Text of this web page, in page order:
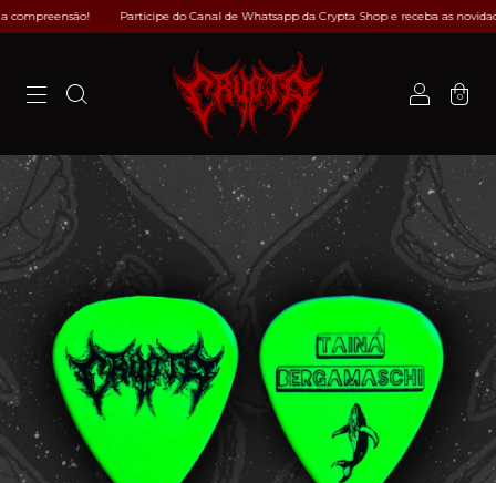
compreensão! Participe do Canal de Whatsapp da Crypta Shop e receba as
0